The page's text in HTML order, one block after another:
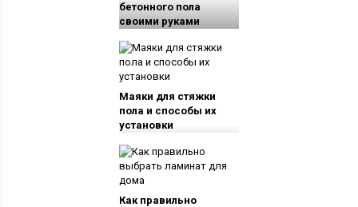
бетонного пола
своими руками
Маяки для стяжки
пола и способы их
установки
Как правильно